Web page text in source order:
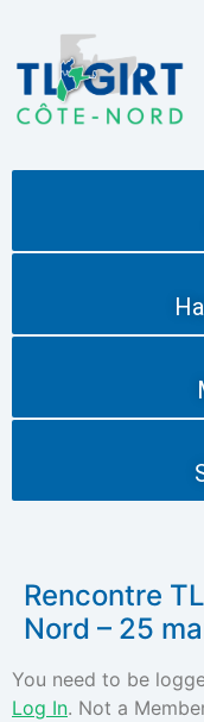
Rencontre
Nord – 25
You need to be
Log In. Not a